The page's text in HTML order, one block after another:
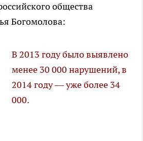
общества
Богомолова:
В 2013 году было выявлено
менее 30 000 нарушений, в
2014 году — уже более 34
000.